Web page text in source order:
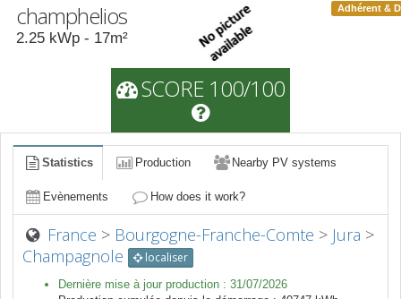
champhelios
2.25 kWp - 17m²
Adhérent &
SCORE 100/100
Statistics Production Nearby PV systems
Evènements How does it work?
France > Bourgogne-Franche-Comte > Jura >
Champagnole
localiser
Dernière mise à jour production : 31/07/2026